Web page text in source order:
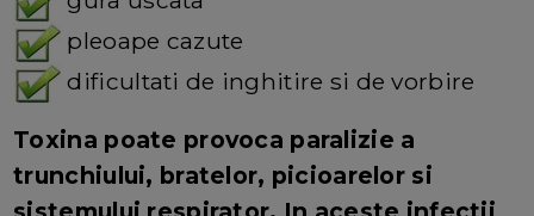
pleoape cazute
dificultati de inghitire si de vorbire
Toxina poate provoca paralizie a
trunchiului, bratelor, picioarelor si